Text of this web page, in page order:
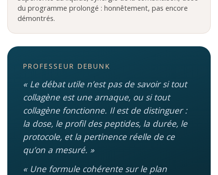
du programme prolongé : honnêtement, pas encore
démontrés.
PROFESSEUR DEBUNK
« Le débat utile n’est pas de savoir si tout
collagène est une arnaque, ou si tout
collagène fonctionne. Il est de distinguer :
la dose, le profil des peptides, la durée, le
protocole, et la pertinence réelle de ce
qu’on a mesuré. »
« Une formule cohérente sur le plan